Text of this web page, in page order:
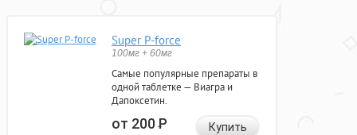
Super P-force
100мг + 60мг
Самые популярные препараты в
одной таблетке — Виагра и
Дапоксетин.
от 200Р Купить